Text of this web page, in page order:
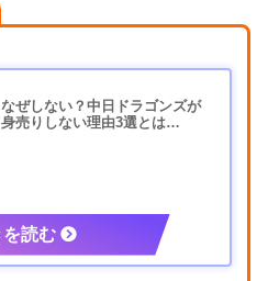
なぜしない？中日ドラゴンズが
身売りしない理由3選とは…